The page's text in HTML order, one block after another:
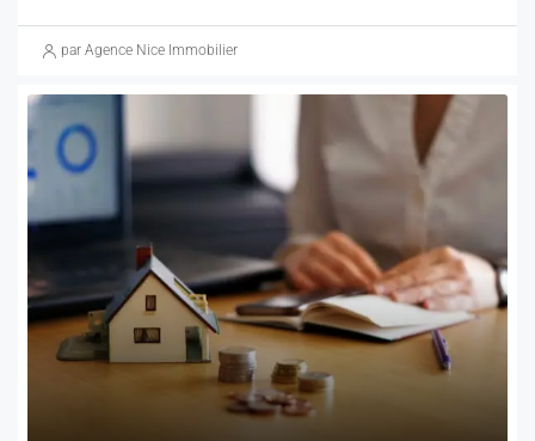
par Agence Nice Immobilier